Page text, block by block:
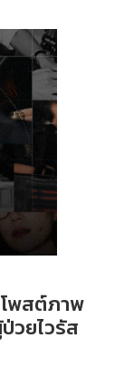
โพสต์ภาพ
วยไวรัส